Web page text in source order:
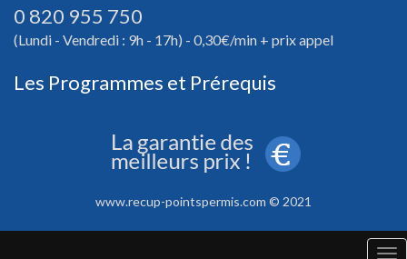
0 820 955 750
(Lundi - Vendredi : 9h - 17h) - 0,30€/min + prix appel
Les Programmes et Prérequis
www.recup-pointspermis.com © 2021